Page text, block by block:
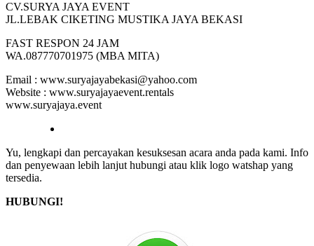
CV.SURYA JAYA EVENT
JL.LEBAK CIKETING MUSTIKA JAYA BEKASI
FAST RESPON 24 JAM
WA.087770701975 (MBA MITA)
Email : www.suryajayabekasi@yahoo.com
Website : www.suryajayaevent.rentals
www.suryajaya.event
Yu, lengkapi dan percayakan kesuksesan acara anda pada kami. Info
dan penyewaan lebih lanjut hubungi atau klik logo watshap yang
tersedia.
HUBUNGI!